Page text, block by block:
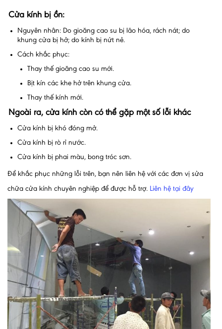
Cửa kính bị ồn:
Nguyên nhân: Do gioăng cao su bị lão hóa, rách nát; do
khung cửa bị hở; do kính bị nứt nẻ.
Cách khắc phục:
Thay thế gioăng cao su mới.
Bịt kín các khe hở trên khung cửa.
Thay thế kính mới.
Ngoài ra, cửa kính còn có thể gặp một số lỗi khác
Cửa kính bị khó đóng mở.
Cửa kính bị rò rỉ nước.
Cửa kính bị phai màu, bong tróc sơn.
Để khắc phục những lỗi trên, bạn nên liên hệ với các đơn vị sửa
chữa cửa kính chuyên nghiệp để được hỗ trợ. Liên hệ tại đây